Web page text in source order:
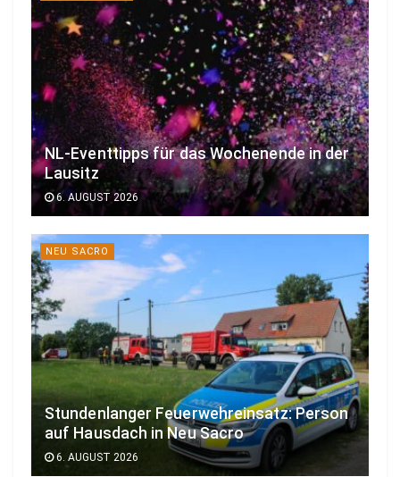
NL-Eventtipps für das Wochenende in der
Lausitz
6. AUGUST 2026
NEU SACRO
Stundenlanger Feuerwehreinsatz: Person
auf Hausdach in Neu Sacro
6. AUGUST 2026